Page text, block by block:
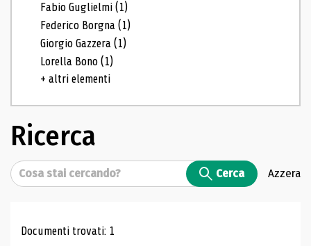
Fabio Guglielmi(1)
Federico Borgna(1)
Giorgio Gazzera(1)
Lorella Bono(1)
+ altri elementi
Ricerca
Cerca Cerca Azzera
Risultati di ricerca
Documenti trovati: 1